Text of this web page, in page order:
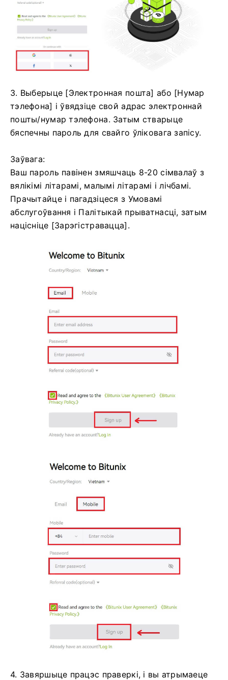
3. Выберыце [Электронная пошта] або [Нумар
тэлефона] і ўвядзіце свой адрас электроннай
пошты/нумар тэлефона. Затым стварыце
бяспечны пароль для свайго ўліковага запісу.
Заўвага:
Ваш пароль павінен змяшчаць 8-20 сімвалаў з
вялікімі літарамі, малымі літарамі і лічбамі.
Прачытайце і пагадзіцеся з Умовамі
абслугоўвання і Палітыкай прыватнасці, затым
націсніце [Зарэгістравацца].
4. Завяршыце працэс праверкі, і вы атрымаеце